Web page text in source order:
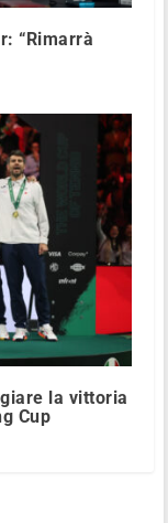
“Rimarrà
la vittoria
Cup